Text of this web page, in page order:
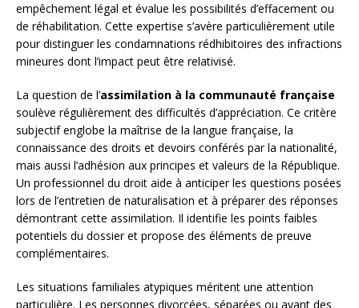
empêchement légal et évalue les possibilités d’effacement ou
de réhabilitation. Cette expertise s’avère particulièrement utile
pour distinguer les condamnations rédhibitoires des infractions
mineures dont l’impact peut être relativisé.
La question de l’assimilation à la communauté française
soulève régulièrement des difficultés d’appréciation. Ce critère
subjectif englobe la maîtrise de la langue française, la
connaissance des droits et devoirs conférés par la nationalité,
mais aussi l’adhésion aux principes et valeurs de la République.
Un professionnel du droit aide à anticiper les questions posées
lors de l’entretien de naturalisation et à préparer des réponses
démontrant cette assimilation. Il identifie les points faibles
potentiels du dossier et propose des éléments de preuve
complémentaires.
Les situations familiales atypiques méritent une attention
particulière. Les personnes divorcées, séparées ou ayant des